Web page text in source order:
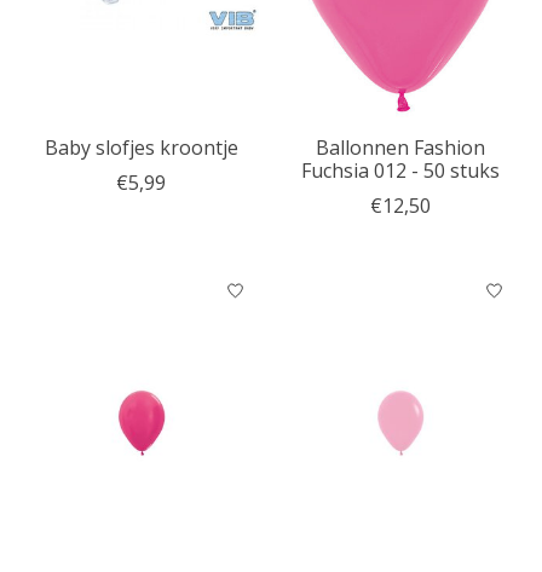
Baby slofjes kroontje
€5,99
Ballonnen Fashion
Fuchsia 012 - 50 stuks
€12,50